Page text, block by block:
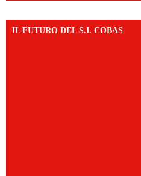
IL FUTURO DEL S.I. COBAS